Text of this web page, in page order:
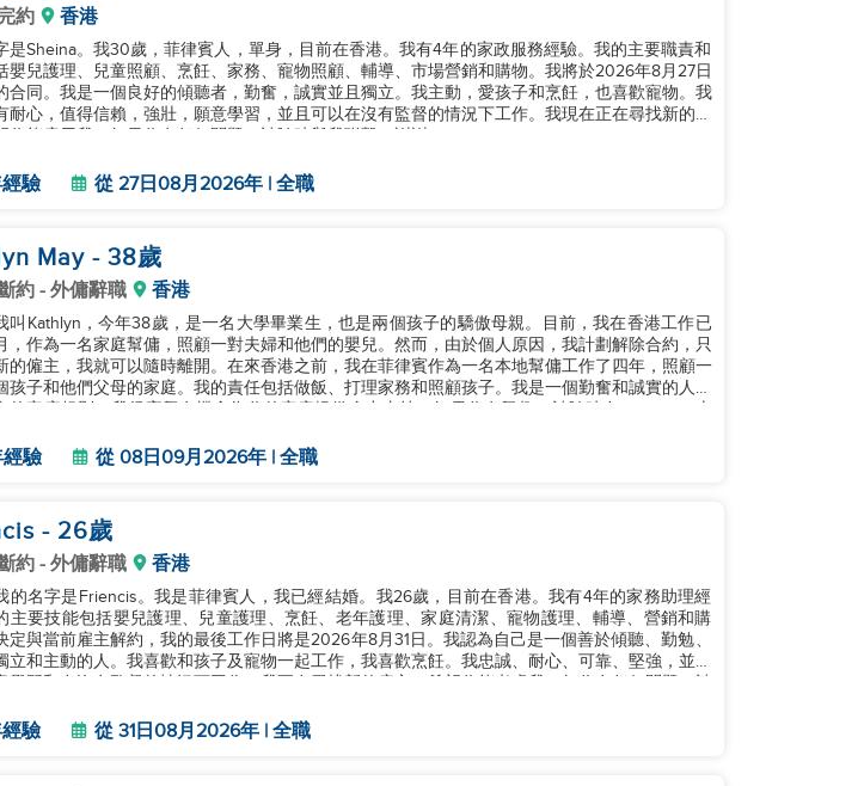
約 香港
是Sheina。我30歲，菲律賓人，單身，目前在香港。我有4年的家政服務經驗。我的主要職責和
嬰兒護理、兒童照顧、烹飪、家務、寵物照顧、輔導、市場營銷和購物。我將於2026年8月27日
合同。我是一個良好的傾聽者，勤奮，誠實並且獨立。我主動，愛孩子和烹飪，也喜歡寵物。我
耐心，值得信賴，強壯，願意學習，並且可以在沒有監督的情況下工作。我現在正在尋找新的雇
驗 從 27日08月2026年 | 全職
May - 38歲
約 - 外傭辭職 香港
叫Kathlyn，今年38歲，是一名大學畢業生，也是兩個孩子的驕傲母親。目前，我在香港工作已
，作為一名家庭幫傭，照顧一對夫婦和他們的嬰兒。然而，由於個人原因，我計劃解除合約，只
的僱主，我就可以隨時離開。在來香港之前，我在菲律賓作為一名本地幫傭工作了四年，照顧一
孩子和他們父母的家庭。我的責任包括做飯、打理家務和照顧孩子。我是一個勤奮和誠實的人，
驗 從 08日09月2026年 | 全職
- 26歲
約 - 外傭辭職 香港
的名字是Friencis。我是菲律賓人，我已經結婚。我26歲，目前在香港。我有4年的家務助理經
主要技能包括嬰兒護理、兒童護理、烹飪、老年護理、家庭清潔、寵物護理、輔導、營銷和購
定與當前雇主解約，我的最後工作日將是2026年8月31日。我認為自己是一個善於傾聽、勤勉、
立和主動的人。我喜歡和孩子及寵物一起工作，我喜歡烹飪。我忠誠、耐心、可靠、堅強，並且
驗 從 31日08月2026年 | 全職